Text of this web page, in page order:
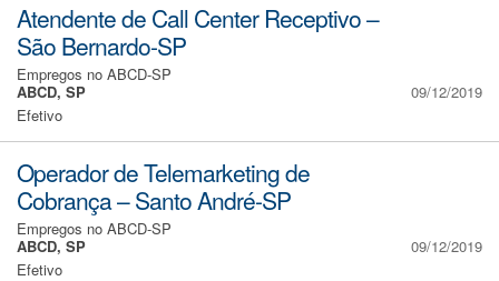
Atendente de Call Center Receptivo –
São Bernardo-SP
Empregos no ABCD-SP
ABCD, SP
Efetivo
09/12/2019
Operador de Telemarketing de
Cobrança – Santo André-SP
Empregos no ABCD-SP
ABCD, SP
Efetivo
09/12/2019